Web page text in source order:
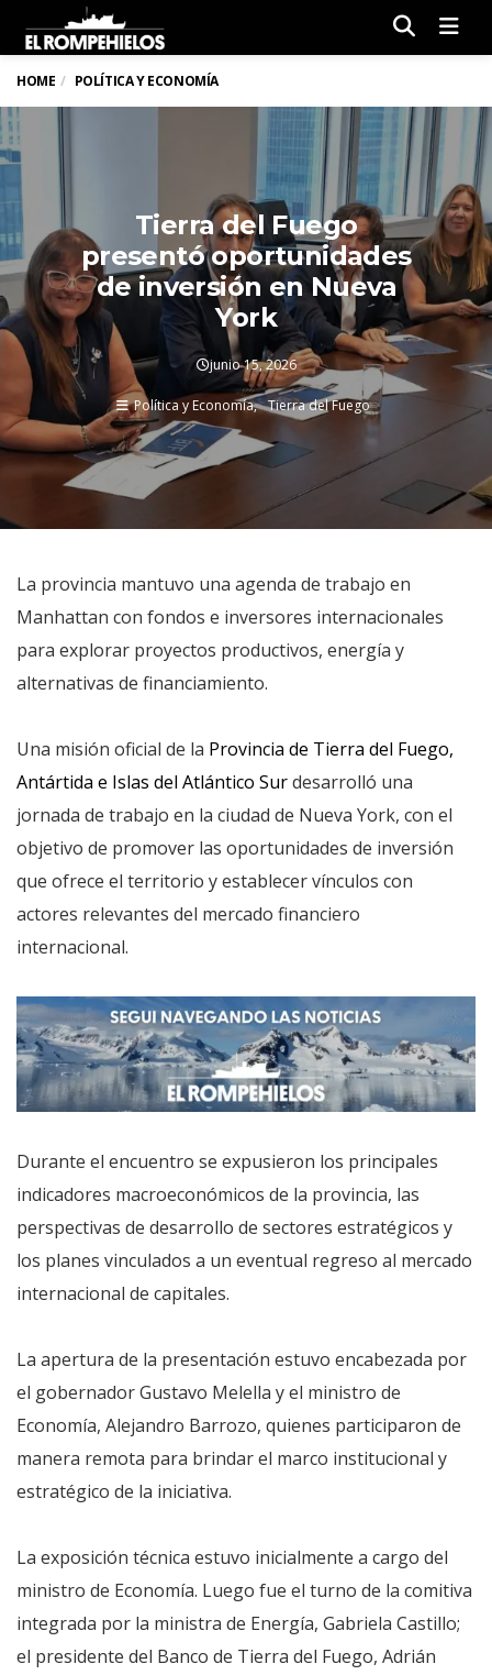
HOME POLÍTICA Y ECONOMÍA
Tierra del Fuego
presentó oportunidades
de inversión en Nueva
York
junio 15, 2026
Política y Economía Tierra del Fuego
La provincia mantuvo una agenda de trabajo en
Manhattan con fondos e inversores internacionales
para explorar proyectos productivos, energía y
alternativas de financiamiento.
Una misión oficial de la Provincia de Tierra del Fuego,
Antártida e Islas del Atlántico Surdesarrolló una
jornada de trabajo en la ciudad de Nueva York, con el
objetivo de promover las oportunidades de inversión
que ofrece el territorio y establecer vínculos con
actores relevantes del mercado financiero
internacional.
Durante el encuentro se expusieron los principales
indicadores macroeconómicos de la provincia, las
perspectivas de desarrollo de sectores estratégicos y
los planes vinculados a un eventual regreso al mercado
internacional de capitales.
La apertura de la presentación estuvo encabezada por
el gobernador Gustavo Melella y el ministro de
Economía, Alejandro Barrozo, quienes participaron de
manera remota para brindar el marco institucional y
estratégico de la iniciativa.
La exposición técnica estuvo inicialmente a cargo del
ministro de Economía. Luego fue el turno de la comitiva
integrada por la ministra de Energía, Gabriela Castillo;
el presidente del Banco de Tierra del Fuego, Adrián